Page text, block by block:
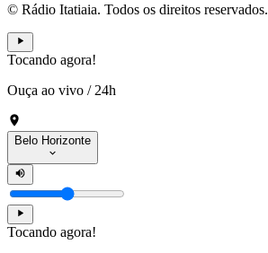
© Rádio Itatiaia. Todos os direitos reservados.
Tocando agora!
Ouça ao vivo / 24h
Belo Horizonte
Tocando agora!